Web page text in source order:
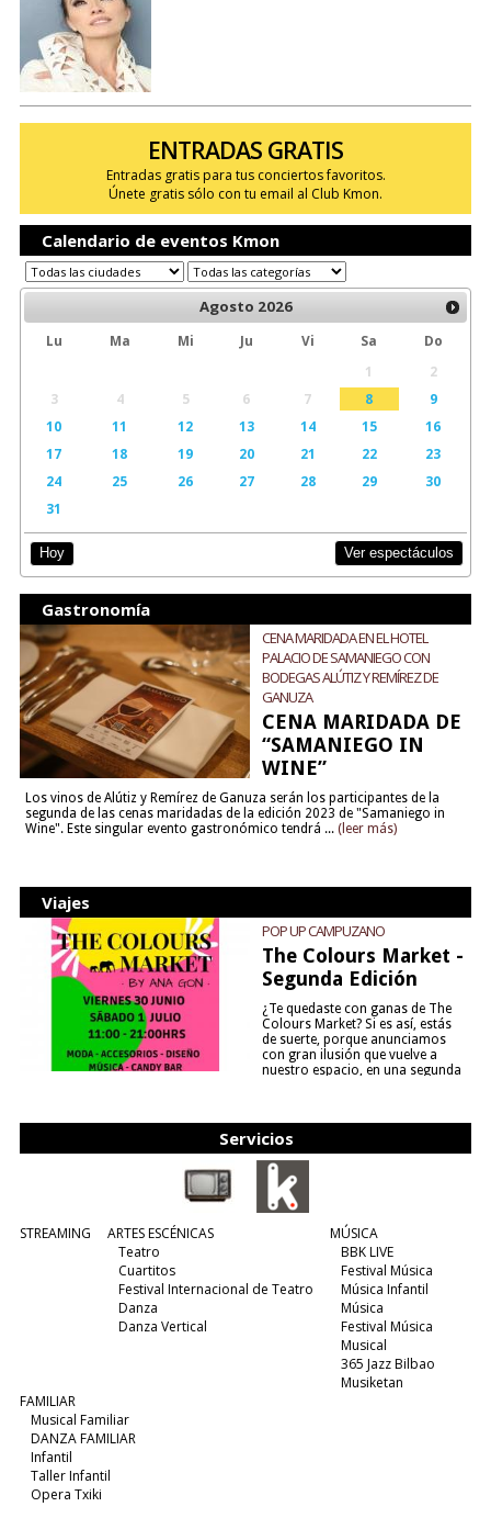
ENTRADAS GRATIS
Entradas gratis para tus conciertos favoritos.
Únete gratis sólo con tu email al Club Kmon.
Calendario de eventos Kmon
Agosto 2026
Lu Ma Mi Ju Vi Sa
Do
1
2
3
4 5 6 7 8
9
10
11 12 13 14 15
16
17
18 19 20 21 22
23
24
25 26 27 28 29
30
31
Hoy Ver espectáculos
Gastronomía
CENA MARIDADA EN EL HOTEL
PALACIO DE SAMANIEGO CON
BODEGAS ALÚTIZ Y REMÍREZ DE
GANUZA
CENA MARIDADA DE
“SAMANIEGO IN
WINE”
Los vinos de Alútiz y Remírez de Ganuza serán los participantes de la
segunda de las cenas maridadas de la edición 2023 de "Samaniego in
Wine". Este singular evento gastronómico tendrá ... (leer más)
Viajes
POP UP CAMPUZANO
The Colours Market -
Segunda Edición
¿Te quedaste con ganas de The
Colours Market? Si es así, estás
de suerte, porque anunciamos
con gran ilusión que vuelve a
nuestro espacio, en una segunda
Servicios
STREAMING
ARTES ESCÉNICAS
Teatro
Cuartitos
Festival Internacional de Teatro
Danza
Danza Vertical
MÚSICA
BBK LIVE
Festival Música
Música Infantil
Música
Festival Música
Musical
365 Jazz Bilbao
Musiketan
FAMILIAR
Musical Familiar
DANZA FAMILIAR
Infantil
Taller Infantil
Opera Txiki